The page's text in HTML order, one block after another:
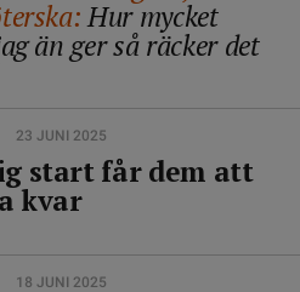
Hur mycket
än ger så räcker det
23 JUNI 2025
start får dem att
kvar
18 JUNI 2025